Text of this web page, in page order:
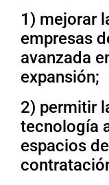
1) mejorar
empresas
avanzada
expansión;
2) permitir
tecnología
espacios